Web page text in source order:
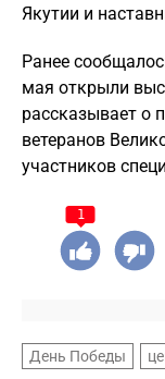
Якутии и
Ранее
мая открыли
рассказывает о
ветеранов
участников
1
День Победы